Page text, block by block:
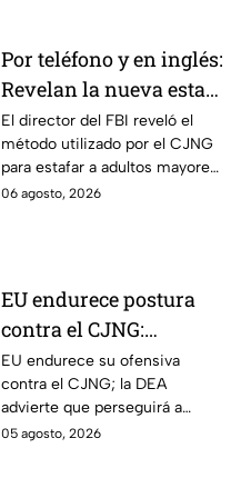
Por teléfono y en inglés:
Revelan la nueva estafa
del CJNG a adultos
mayores de Estados
Unidos
El director del FBI reveló el
método utilizado por el CJNG
para estafar a adultos mayores
de Estados Unidos desde
06 agosto, 2026
EU endurece postura
contra el CJNG:
advierte que también
irá por políticos que
protejan al cártel
EU endurece su ofensiva
contra el CJNG; la DEA
advierte que perseguirá a
políticos que protejan al cártel
05 agosto, 2026